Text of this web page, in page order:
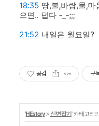
18:35 땅,불,바람,물,
으면.. 덥다 -_-;;;
21:52 내일은 월요일?
공감 구
'HEstory>신변잡기' 카테고리